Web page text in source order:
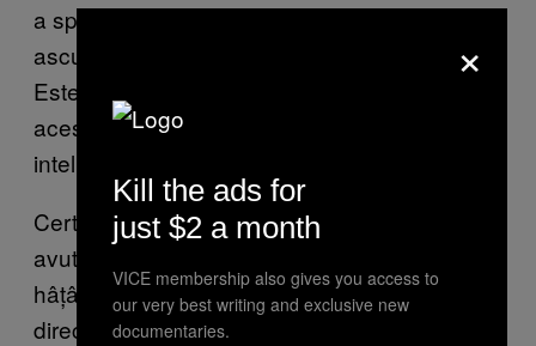
a spus: „Foița de aur nu are niciun înțeles
ascuns, reprezintă o cheie Sol, abstractizată.
Este elementul care conferă ritm și unitate
acestui ciclu de lucrări. Cred că oamenii
inteligenți au înțeles perfect!”
Cert e că expoziția artistului de etnie romă a
avut efectul unei bombe biologice care-a
hâțânat tradiționalismul artificial românesc
direct din interiorul inimii acestuia (care-ar fi
×
Kill the ads for
just $2 a month
VICE membership also gives you access to
our very best writing and exclusive new
documentaries.